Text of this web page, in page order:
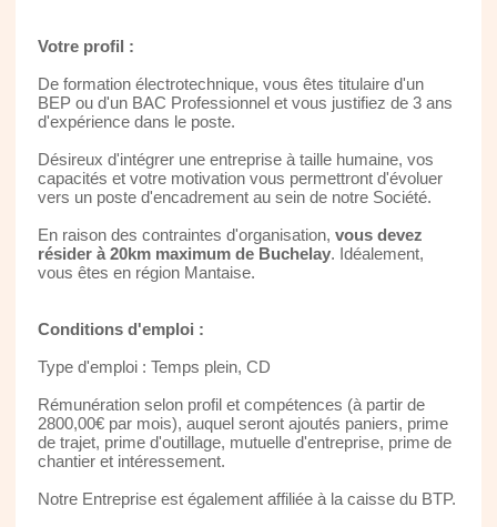
Votre profil :
De formation électrotechnique, vous êtes titulaire d'un
BEP ou d'un BAC Professionnel et vous justifiez de 3 ans
d'expérience dans le poste.
Désireux d'intégrer une entreprise à taille humaine, vos
capacités et votre motivation vous permettront d'évoluer
vers un poste d'encadrement au sein de notre Société.
En raison des contraintes d'organisation, vous devez
résider à 20km maximum de Buchelay. Idéalement,
vous êtes en région Mantaise.
Conditions d'emploi :
Type d'emploi : Temps plein, CD
Rémunération selon profil et compétences (à partir de
2800,00€ par mois), auquel seront ajoutés paniers, prime
de trajet, prime d'outillage, mutuelle d'entreprise, prime de
chantier et intéressement.
Notre Entreprise est également affiliée à la caisse du BTP.